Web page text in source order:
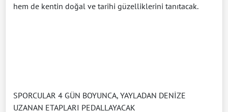
hem de kentin doğal ve tarihi güzelliklerini tanıtacak.
SPORCULAR 4 GÜN BOYUNCA, YAYLADAN DENİZE
UZANAN ETAPLARI PEDALLAYACAK